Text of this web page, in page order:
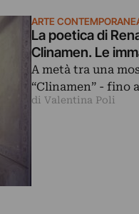
ARTE
La poetica di
Clinamen. Le
A metà tra una
“Clinamen” - fino
di Valentina Poli